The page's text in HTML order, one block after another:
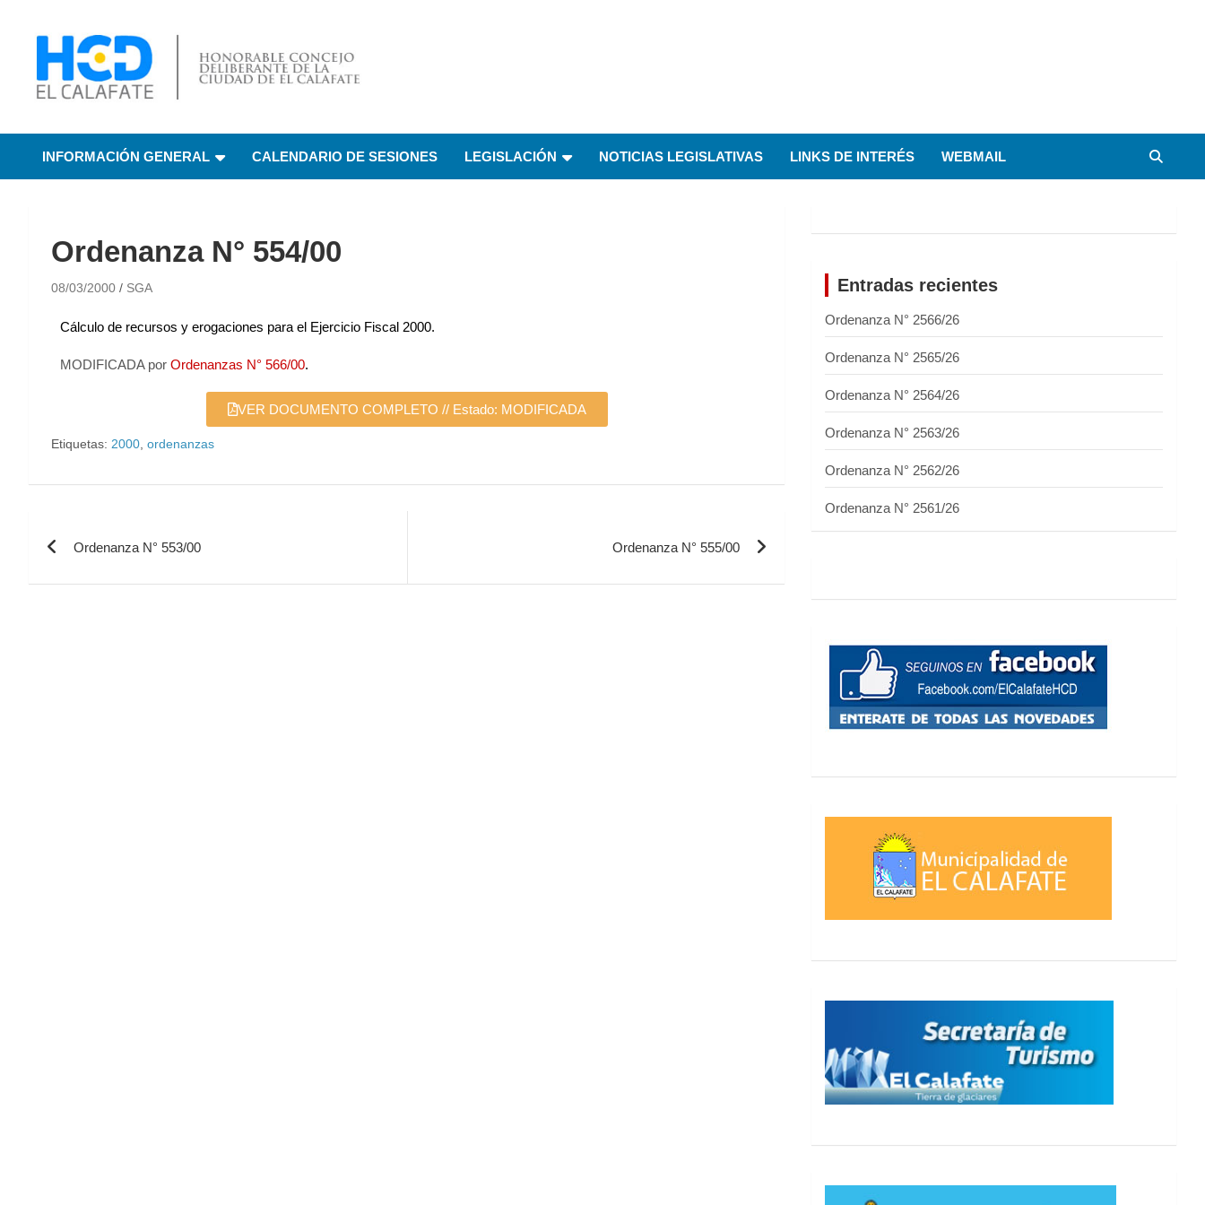
Honorable Concejo
Deliberante de El
INFORMACIÓN GENERAL CALENDARIO DE SESIONES LEGISLACIÓN NOTICIAS LEGISLATIVAS LINKS DE INTERÉS WEBMAIL
Ordenanza N° 554/00
08/03/2000 SGA
Cálculo de recursos y erogaciones para el Ejercicio Fiscal 2000.
MODIFICADA por Ordenanzas N° 566/00.
VER DOCUMENTO COMPLETO // Estado: MODIFICADA
Etiquetas: 2000, ordenanzas
Ordenanza N° 553/00 Ordenanza N° 555/00
Entradas recientes
Ordenanza N° 2566/26
Ordenanza N° 2565/26
Ordenanza N° 2564/26
Ordenanza N° 2563/26
Ordenanza N° 2562/26
Ordenanza N° 2561/26